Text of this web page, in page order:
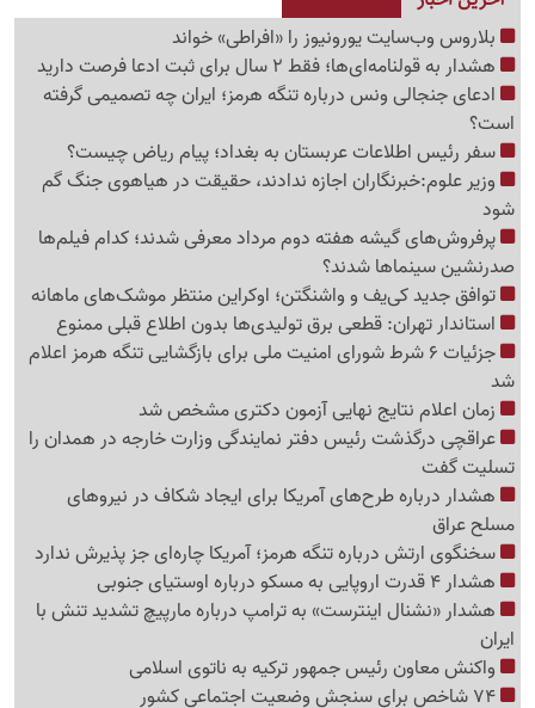
بلاروس وب‌سایت یورونیوز را «افراطی» خواند
هشدار به قولنامه‌ای‌ها؛ فقط 2 سال برای ثبت ادعا فرصت دارید
ادعای جنجالی ونس درباره تنگه هرمز؛ ایران چه تصمیمی گرفته
است؟
سفر رئیس اطلاعات عربستان به بغداد؛ پیام ریاض چیست؟
وزیر علوم:خبرنگاران اجازه ندادند، حقیقت در هیاهوی جنگ گم
شود
پرفروش‌های گیشه هفته دوم مرداد معرفی شدند؛ کدام فیلم‌ها
صدرنشین سینماها شدند؟
توافق جدید کی‌یف و واشنگتن؛ اوکراین منتظر موشک‌های ماهانه
استاندار تهران: قطعی برق تولیدی‌ها بدون اطلاع قبلی ممنوع
جزئیات 6 شرط شورای امنیت ملی برای بازگشایی تنگه هرمز اعلام
شد
زمان اعلام نتایج نهایی آزمون دکتری مشخص شد
عراقچی درگذشت رئیس دفتر نمایندگی وزارت خارجه در همدان را
تسلیت گفت
هشدار درباره طرح‌های آمریکا برای ایجاد شکاف در نیروهای
مسلح عراق
سخنگوی ارتش درباره تنگه هرمز؛ آمریکا چاره‌ای جز پذیرش ندارد
هشدار 4 قدرت اروپایی به مسکو درباره اوستیای جنوبی
هشدار «نشنال اینترست» به ترامپ درباره مارپیچ تشدید تنش با
ایران
واکنش معاون رئیس جمهور ترکیه به ناتوی اسلامی